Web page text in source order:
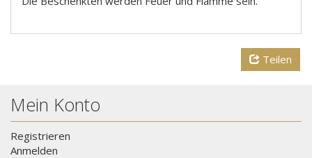
Teilen
Mein Konto
Registrieren
Anmelden